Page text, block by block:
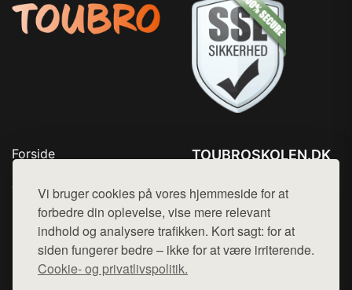
Vi bruger cookies på vores hjemmeside for at
forbedre din oplevelse, vise mere relevant
indhold og analysere trafikken. Kort sagt: for at
siden fungerer bedre – ikke for at være irriterende.
Cookie- og privatlivspolitik.
Forside
Top Rabatter
Blog
Kontakt
TOUBROSKOLEN.DK
Mail: hej@want.dk
Cookie- og privatlivspolitik